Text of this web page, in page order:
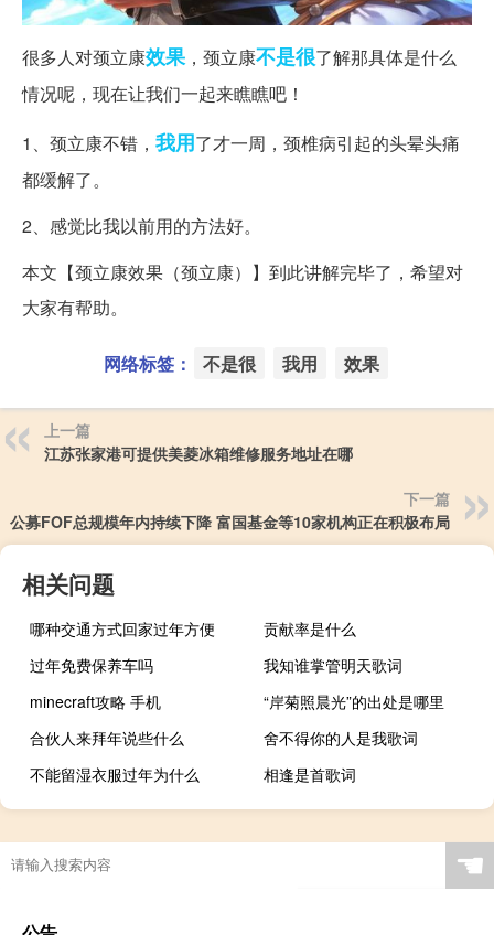
很多人对颈立康效果，颈立康不是很了解那具体是什么
情况呢，现在让我们一起来瞧瞧吧！
1、颈立康不错， 我用了才一周，颈椎病引起的头晕头痛
都缓解了。
2、感觉比我以前用的方法好。
本文【颈立康效果（颈立康）】到此讲解完毕了，希望对
大家有帮助。
网络标签： 不是很 我用 效果
上一篇
江苏张家港可提供美菱冰箱维修服务地址在哪
下一篇
公募FOF总规模年内持续下降 富国基金等10家机构正在积极布局
相关问题
哪种交通方式回家过年方便
贡献率是什么
过年免费保养车吗
我知谁掌管明天歌词
minecraft攻略 手机
“岸菊照晨光”的出处是哪里
合伙人来拜年说些什么
舍不得你的人是我歌词
不能留湿衣服过年为什么
相逢是首歌词
☚